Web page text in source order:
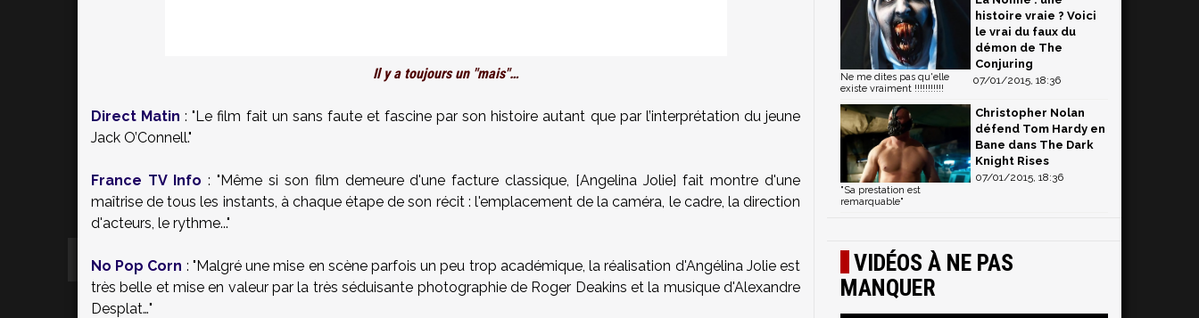
Il y a toujours un "mais"…
Direct Matin : "Le film fait un sans faute et fascine par son histoire autant que par l’interprétation du jeune
Jack O’Connell."
France TV Info : "Même si son film demeure d'une facture classique, [Angelina Jolie] fait montre d'une
maîtrise de tous les instants, à chaque étape de son récit : l'emplacement de la caméra, le cadre, la direction
d'acteurs, le rythme..."
No Pop Corn : "Malgré une mise en scène parfois un peu trop académique, la réalisation d'Angélina Jolie est
très belle et mise en valeur par la très séduisante photographie de Roger Deakins et la musique d'Alexandre
Desplat…"
histoire vraie ? Voici
le vrai du faux du
démon de The
Conjuring
07/01/2015, 18:36
Ne me dites pas qu'elle
existe vraiment !!!!!!!!!!!
Christopher Nolan
défend Tom Hardy en
Bane dans The Dark
Knight Rises
07/01/2015, 18:36
"Sa prestation est
remarquable"
VIDÉOS À NE PAS
MANQUER